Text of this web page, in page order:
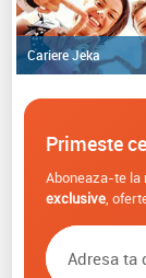
Cariere Jeka
Primeste
Aboneaza-te
exclusive,